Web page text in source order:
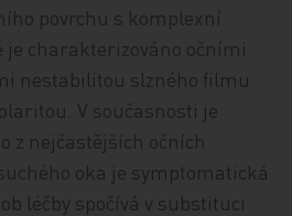
povrchu s komplexní
je charakterizováno očními
nestabilitou slzného filmu
V současnosti je
z nejčastějších očních
oka je symptomatická
léčby spočívá v substituci